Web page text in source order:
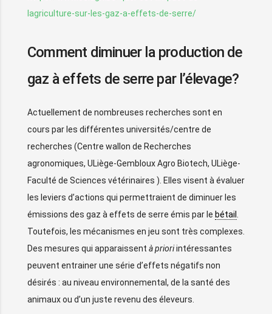
lagriculture-sur-les-gaz-a-effets-de-serre/
Comment diminuer la production de
gaz à effets de serre par l’élevage?
Actuellement de nombreuses recherches sont en
cours par les différentes universités/centre de
recherches (Centre wallon de Recherches
agronomiques, ULiège-Gembloux Agro Biotech, ULiège-
Faculté de Sciences vétérinaires ). Elles visent à évaluer
les leviers d’actions qui permettraient de diminuer les
émissions des gaz à effets de serre émis par le bétail .
Toutefois, les mécanismes en jeu sont très complexes.
Des mesures qui apparaissent à prioriintéressantes
peuvent entrainer une série d’effets négatifs non
désirés : au niveau environnemental, de la santé des
animaux ou d’un juste revenu des éleveurs.